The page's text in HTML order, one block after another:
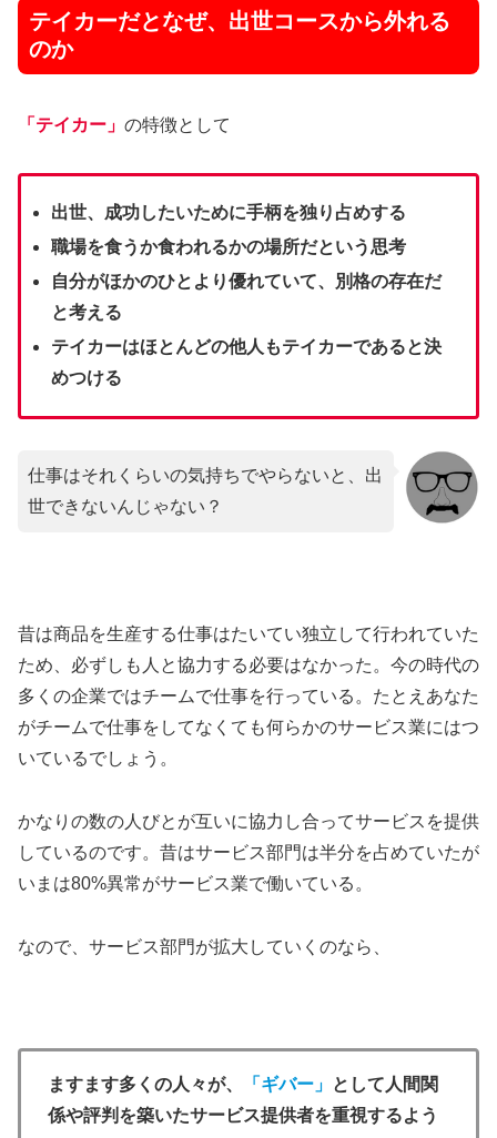
テイカーだとなぜ、出世コースから外れる
のか
「テイカー」 の特徴として
出世、成功したいために手柄を独り占めする
職場を食うか食われるかの場所だという思考
自分がほかのひとより優れていて、別格の存在だ
と考える
テイカーはほとんどの他人もテイカーであると決
めつける
仕事はそれくらいの気持ちでやらないと、出
世できないんじゃない？
昔は商品を生産する仕事はたいてい独立して行われていた
ため、必ずしも人と協力する必要はなかった。今の時代の
多くの企業ではチームで仕事を行っている。たとえあなた
がチームで仕事をしてなくても何らかのサービス業にはつ
いているでしょう。
かなりの数の人びとが互いに協力し合ってサービスを提供
しているのです。昔はサービス部門は半分を占めていたが
いまは80%異常がサービス業で働いている。
なので、サービス部門が拡大していくのなら、
ますます多くの人々が、 「ギバー」 として人間関
係や評判を築いたサービス提供者を重視するよう